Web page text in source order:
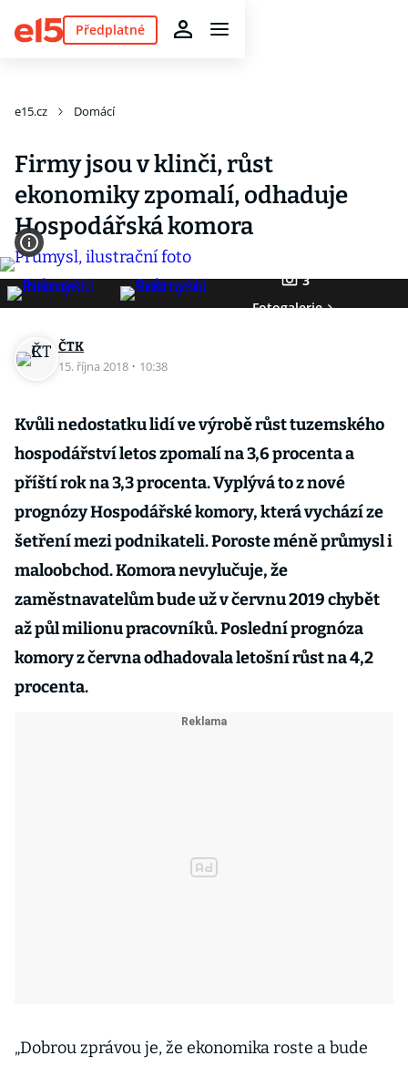
Předplatné
e15.cz Domácí
Firmy jsou v klinči, růst
ekonomiky zpomalí, odhaduje
Hospodářská komora
3
Fotogalerie
ČTK
15. října 2018 · 10:38
Kvůli nedostatku lidí ve výrobě růst tuzemského
hospodářství letos zpomalí na 3,6 procenta a
příští rok na 3,3 procenta. Vyplývá to z nové
prognózy Hospodářské komory, která vychází ze
šetření mezi podnikateli. Poroste méně průmysl i
maloobchod. Komora nevylučuje, že
zaměstnavatelům bude už v červnu 2019 chybět
až půl milionu pracovníků. Poslední prognóza
komory z června odhadovala letošní růst na 4,2
procenta.
„Dobrou zprávou je, že ekonomika roste a bude